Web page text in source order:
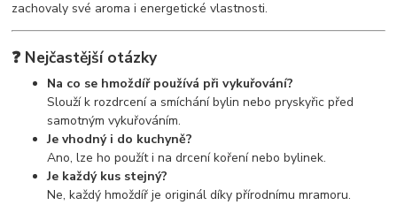
zachovaly své aroma i energetické vlastnosti.
❓ Nejčastější otázky
Na co se hmoždíř používá při vykuřování?
Slouží k rozdrcení a smíchání bylin nebo pryskyřic před
samotným vykuřováním.
Je vhodný i do kuchyně?
Ano, lze ho použít i na drcení koření nebo bylinek.
Je každý kus stejný?
Ne, každý hmoždíř je originál díky přírodnímu mramoru.